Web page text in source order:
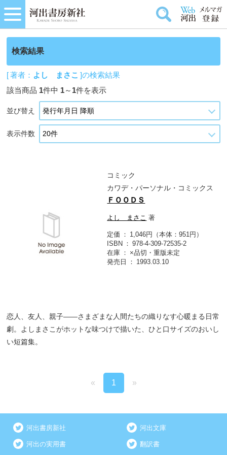
検索結果
[ 著者： よし まさこ ]の検索結果
該当商品 1件中 1～ 1件を表示
並び替え
表示件数
コミック
カワデ・パーソナル・コミックス
ＦＯＯＤＳ
よし まさこ 著
定価
1,046円（本体：951円）
ISBN
978-4-309-72535-2
在庫
×品切・重版未定
発売日
1993.03.10
恋人、友人、親子――さまざまな人間たちの織りなす心暖まる日常
劇。よしまさこがホットな味つけで描いた、ひと口サイズのおいし
い短篇集。
« 1 »
河出書房新社 河出文庫
河出の実用書 翻訳書